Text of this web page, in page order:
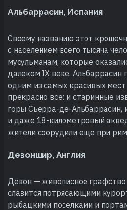
Альбаррасин, Испания
Своему названию этот
с населением всего тысяча
мусульманам, которые
далеком IX веке. Альбаррасин
одним из самых красивых мест
прекрасно все: и старинные
горы Сьерра-де-Альбаррасин,
и даже 18-километровый
жители соорудили еще при
Девоншир, Англия
Девон — живописное графство
славится потрясающими
рыбацкими поселками и